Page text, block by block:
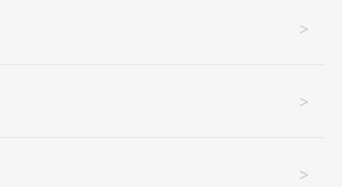
>
>
>